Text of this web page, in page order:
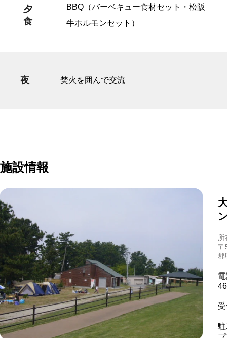
夕
食
BBQ（バーベキュー食材セット・松阪
牛ホルモンセット）
夜 焚火を囲んで交流
施設情報
所
郡